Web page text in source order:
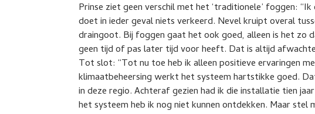
Prinse ziet geen verschil met het ‘traditionele’ foggen:
doet in ieder geval niets verkeerd. Nevel kruipt overal
draingoot. Bij foggen gaat het ook goed, alleen is het zo
geen tijd of pas later tijd voor heeft. Dat is altijd
Tot slot: “Tot nu toe heb ik alleen positieve ervaringen
klimaatbeheersing werkt het systeem hartstikke goed.
in deze regio. Achteraf gezien had ik die installatie tien
het systeem heb ik nog niet kunnen ontdekken. Maar stel